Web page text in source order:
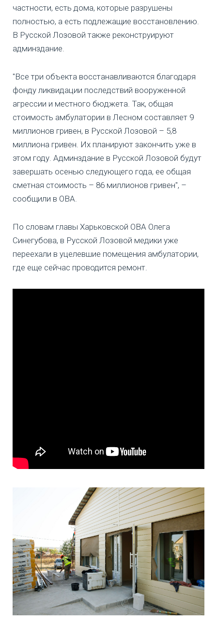
частности, есть дома, которые разрушены
полностью, а есть подлежащие восстановлению.
В Русской Лозовой также реконструируют
админздание.
"Все три объекта восстанавливаются благодаря
фонду ликвидации последствий вооруженной
агрессии и местного бюджета. Так, общая
стоимость амбулатории в Лесном составляет 9
миллионов гривен, в Русской Лозовой – 5,8
миллиона гривен. Их планируют закончить уже в
этом году. Админздание в Русской Лозовой будут
завершать осенью следующего года, ее общая
сметная стоимость – 86 миллионов гривен", –
сообщили в ОВА.
По словам главы Харьковской ОВА Олега
Синегубова, в Русской Лозовой медики уже
переехали в уцелевшие помещения амбулатории,
где еще сейчас проводится ремонт.